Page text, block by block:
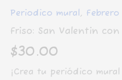
Periodico mural, Febrero
Friso: San Valentin
$30.00
¡Crea tu periódico